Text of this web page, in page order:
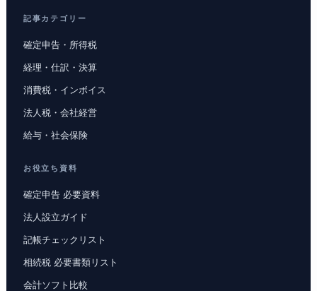
記事カテゴリー
確定申告・所得税
経理・仕訳・決算
消費税・インボイス
法人税・会社経営
給与・社会保険
お役立ち資料
確定申告 必要資料
法人設立ガイド
記帳チェックリスト
相続税 必要書類リスト
会計ソフト比較